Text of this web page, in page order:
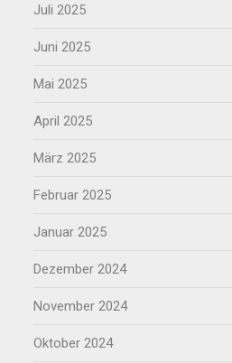
Juli 2025
Juni 2025
Mai 2025
April 2025
März 2025
Februar 2025
Januar 2025
Dezember 2024
November 2024
Oktober 2024